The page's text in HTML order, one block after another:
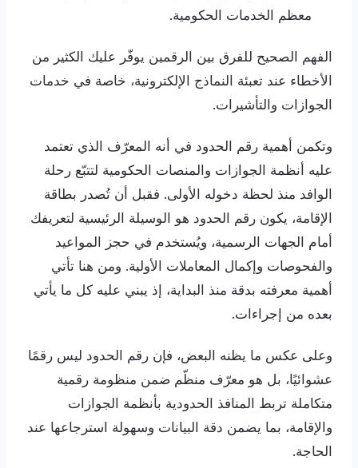
معظم الخدمات الحكومية.
الفهم الصحيح للفرق بين الرقمين يوفّر عليك الكثير من
الأخطاء عند تعبئة النماذج الإلكترونية، خاصة في خدمات
الجوازات والتأشيرات.
وتكمن أهمية رقم الحدود في أنه المعرّف الذي تعتمد
عليه أنظمة الجوازات والمنصات الحكومية لتتبّع رحلة
الوافد منذ لحظة دخوله الأولى. فقبل أن تُصدر بطاقة
الإقامة، يكون رقم الحدود هو الوسيلة الرئيسية لتعريفك
أمام الجهات الرسمية، ويُستخدم في حجز المواعيد
والفحوصات وإكمال المعاملات الأولية. ومن هنا تأتي
أهمية معرفته بدقة منذ البداية، إذ يبني عليه كل ما يأتي
بعده من إجراءات.
وعلى عكس ما يظنه البعض، فإن رقم الحدود ليس رقمًا
عشوائيًا، بل هو معرّف منظّم ضمن منظومة رقمية
متكاملة تربط المنافذ الحدودية بأنظمة الجوازات
والإقامة، بما يضمن دقة البيانات وسهولة استرجاعها عند
الحاجة.